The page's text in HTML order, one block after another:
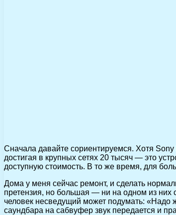
Сначала давайте сориентируемся. Хотя
достигая в крупных сетях 20 тысяч — это
доступную стоимость. В то же время, для
Дома у меня сейчас ремонт, и сделать
претензия, но большая — ни на одном из них
человек несведущий может подумать: «Надо
саундбара на сабвуфер звук передается и